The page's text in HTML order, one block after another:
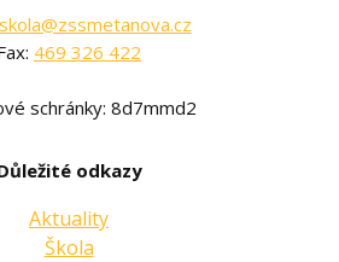
skola@zssmetanova.cz
469 326 422
schránky: 8d7mmd2
odkazy
Aktuality
Škola